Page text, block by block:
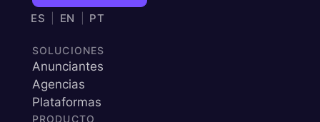
ES EN PT
SOLUCIONES
Anunciantes
Agencias
Plataformas
PRODUCTO